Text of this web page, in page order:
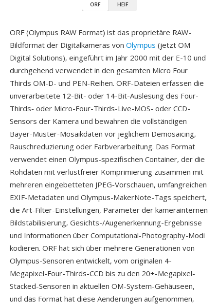
ORF HEIF
ORF (Olympus RAW Format) ist das proprietäre RAW-
Bildformat der Digitalkameras von Olympus (jetzt OM
Digital Solutions), eingeführt im Jahr 2000 mit der E-10 und
durchgehend verwendet in den gesamten Micro Four
Thirds OM-D- und PEN-Reihen. ORF-Dateien erfassen die
unverarbeitete 12-Bit- oder 14-Bit-Auslesung des Four-
Thirds- oder Micro-Four-Thirds-Live-MOS- oder CCD-
Sensors der Kamera und bewahren die vollständigen
Bayer-Muster-Mosaikdaten vor jeglichem Demosaicing,
Rauschreduzierung oder Farbverarbeitung. Das Format
verwendet einen Olympus-spezifischen Container, der die
Rohdaten mit verlustfreier Komprimierung zusammen mit
mehreren eingebetteten JPEG-Vorschauen, umfangreichen
EXIF-Metadaten und Olympus-MakerNote-Tags speichert,
die Art-Filter-Einstellungen, Parameter der kamerainternen
Bildstabilisierung, Gesichts-/Augenerkennung-Ergebnisse
und Informationen über Computational-Photography-Modi
kodieren. ORF hat sich über mehrere Generationen von
Olympus-Sensoren entwickelt, vom originalen 4-
Megapixel-Four-Thirds-CCD bis zu den 20+-Megapixel-
Stacked-Sensoren in aktuellen OM-System-Gehäuseen,
und das Format hat diese Aenderungen aufgenommen,